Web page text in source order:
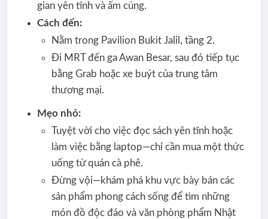
gian yên tĩnh và ấm cúng.
Cách đến:
Nằm trong Pavilion Bukit Jalil, tầng 2.
Đi MRT đến ga Awan Besar, sau đó tiếp tục
bằng Grab hoặc xe buýt của trung tâm
thương mại.
Mẹo nhỏ:
Tuyệt vời cho việc đọc sách yên tĩnh hoặc
làm việc bằng laptop—chỉ cần mua một thức
uống từ quán cà phê.
Đừng vội—khám phá khu vực bày bán các
sản phẩm phong cách sống để tìm những
món đồ độc đáo và văn phòng phẩm Nhật